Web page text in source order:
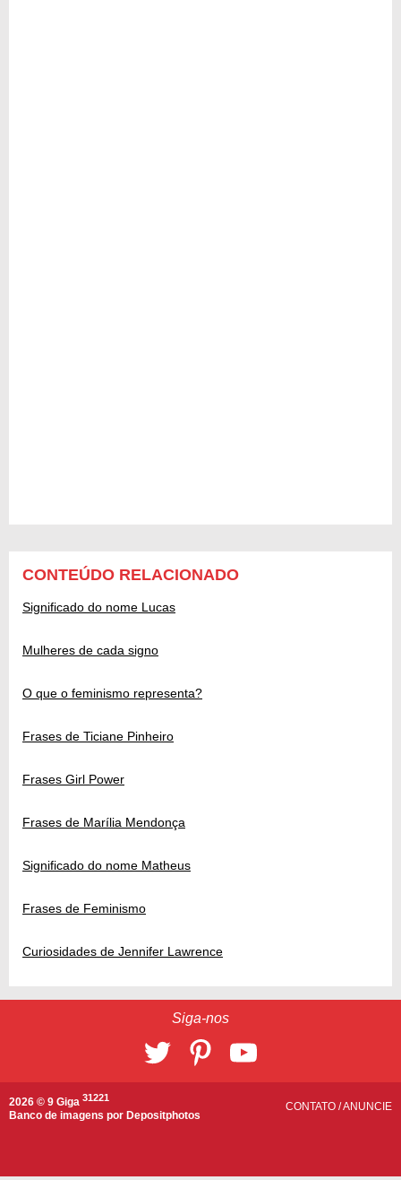
CONTEÚDO RELACIONADO
Significado do nome Lucas
Mulheres de cada signo
O que o feminismo representa?
Frases de Ticiane Pinheiro
Frases Girl Power
Frases de Marília Mendonça
Significado do nome Matheus
Frases de Feminismo
Curiosidades de Jennifer Lawrence
Siga-nos
2026 © 9 Giga 31221
Banco de imagens por Depositphotos
CONTATO /ANUNCIE